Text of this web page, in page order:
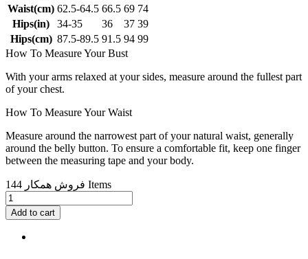
Waist(cm) 62.5-64.5 66.5 69 74
Hips(in)
34-35 36 37 39
Hips(cm) 87.5-89.5 91.5 94 99
How To Measure Your Bust
With your arms relaxed at your sides, measure around the fullest part
of your chest.
How To Measure Your Waist
Measure around the narrowest part of your natural waist, generally
around the belly button. To ensure a comfortable fit, keep one finger
between the measuring tape and your body.
فروش همکار 144 Items
Add to cart